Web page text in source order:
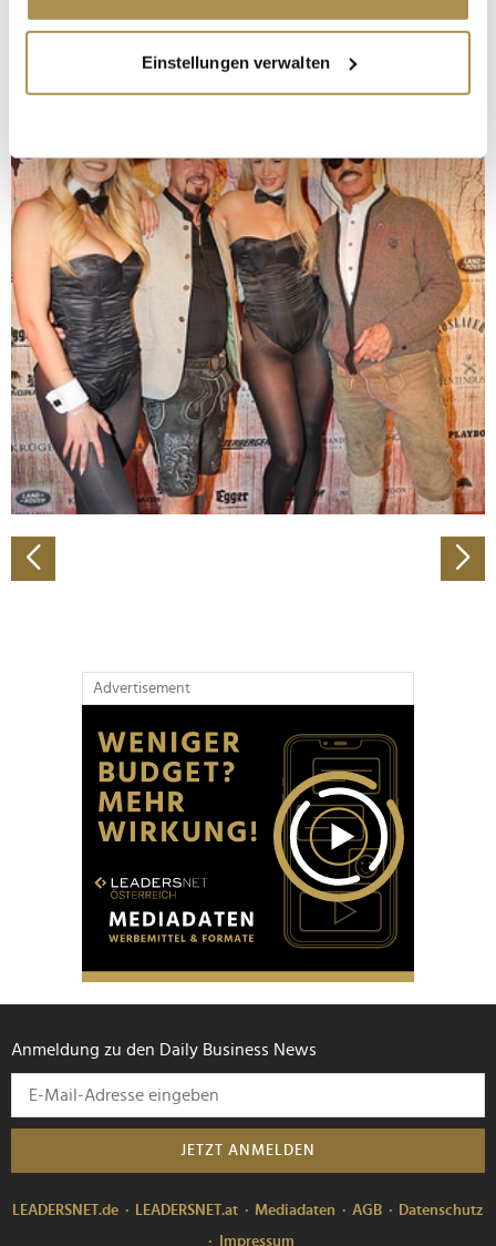
Informationen über Ihre geografische Lage
erfassen, welche bis auf einige Meter genau sein
bestimmten Merkmalen (Fingerprinting) identifizieren
Erfahren Sie mehr darüber, wie Ihre persönlichen Daten
verarbeitet werden, und legen Sie Ihre Präferenzen im
Abschnitt Einzelheiten
fest.
Wir verwenden Cookies, um Inhalte und Anzeigen zu
personalisieren, Funktionen für soziale Medien anbieten
zu können und die Zugriffe auf unsere Website zu
analysieren. Außerdem geben wir Informationen zu Ihrer
Verwendung unserer Website an unsere Partner für
soziale Medien, Werbung und Analysen weiter. Unsere
Partner führen diese Informationen möglicherweise mit
weiteren Daten zusammen, die Sie ihnen bereitgestellt
gesammelt haben.
Einstellungen verwalten
Advertisement
Anmeldung zu den Daily Business News
JETZT ANMELDEN
LEADERSNET.de LEADERSNET.at Mediadaten AGB
Datenschutz
Impressum